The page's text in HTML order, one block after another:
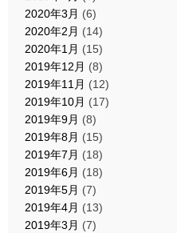
2020年3月 (6)
2020年2月 (14)
2020年1月 (15)
2019年12月 (8)
2019年11月 (12)
2019年10月 (17)
2019年9月 (8)
2019年8月 (15)
2019年7月 (18)
2019年6月 (18)
2019年5月 (7)
2019年4月 (13)
2019年3月 (7)